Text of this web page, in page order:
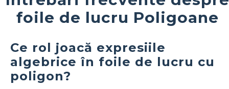
foile de lucru Poligoane
Ce rol joacă expresiile
algebrice în foile de lucru cu
poligon?